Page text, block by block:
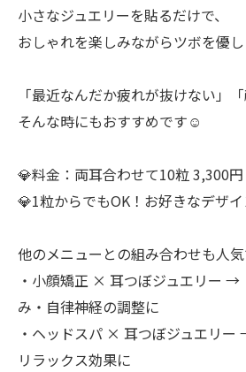
小さなジュエリーを貼るだけで、
おしゃれを楽しみながらツボを優
「最近なんだか疲れが抜けない」
そんな時にもおすすめです☺️
💎料金：両耳合わせて10粒 3,300円
💎1粒からでもOK！お好きなデザ
他のメニューとの組み合わせも人気
・小顔矯正 × 耳つぼジュエリー →
み・自律神経の調整に
・ヘッドスパ × 耳つぼジュエリー
リラックス効果に